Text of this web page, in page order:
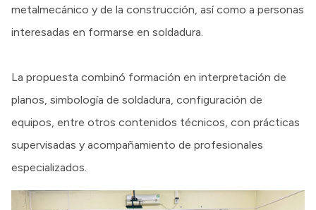
metalmecánico y de la construcción, así como a personas
interesadas en formarse en soldadura.
La propuesta combinó formación en interpretación de
planos, simbología de soldadura, configuración de
equipos, entre otros contenidos técnicos, con prácticas
supervisadas y acompañamiento de profesionales
especializados.